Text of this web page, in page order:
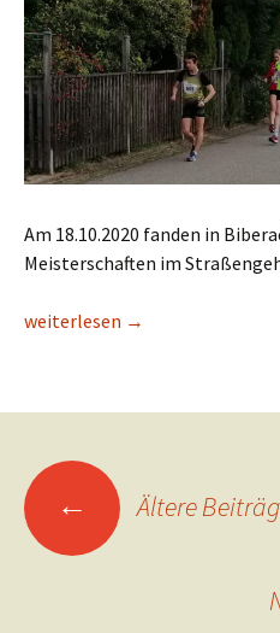
Am 18.10.2020 fanden in
Meisterschaften im
Tabea schnappt sich nächsten
weiterlesen →
Beitrags-
Navigation
← Ältere